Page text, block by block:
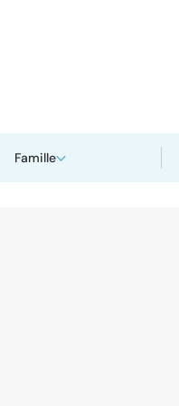
Famille